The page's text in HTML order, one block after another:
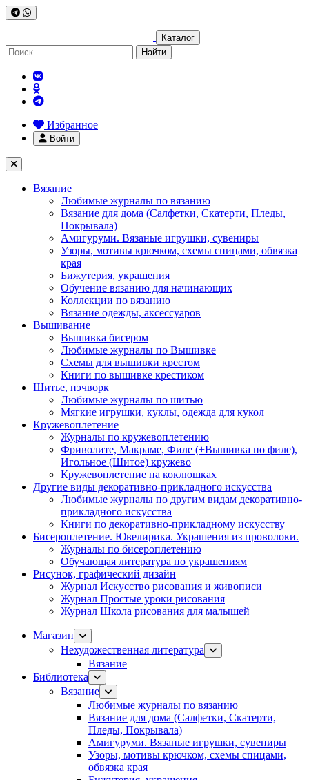
Каталог
Найти
Избранное
Войти
Вязание
Любимые журналы по вязанию
Вязание для дома (Салфетки, Скатерти, Пледы,
Покрывала)
Амигуруми. Вязаные игрушки, сувениры
Узоры, мотивы крючком, схемы спицами, обвязка
края
Бижутерия, украшения
Обучение вязанию для начинающих
Коллекции по вязанию
Вязание одежды, аксессуаров
Вышивание
Вышивка бисером
Любимые журналы по Вышивке
Схемы для вышивки крестом
Книги по вышивке крестиком
Шитье, пэчворк
Любимые журналы по шитью
Мягкие игрушки, куклы, одежда для кукол
Кружевоплетение
Журналы по кружевоплетению
Фриволите, Макраме, Филе (+Вышивка по филе),
Игольное (Шитое) кружево
Кружевоплетение на коклюшках
Другие виды декоративно-прикладного искусства
Любимые журналы по другим видам декоративно-
прикладного искусства
Книги по декоративно-прикладному искусству
Бисероплетение. Ювелирика. Украшения из проволоки.
Журналы по бисероплетению
Обучающая литература по украшениям
Рисунок, графический дизайн
Журнал Искусство рисования и живописи
Журнал Простые уроки рисования
Журнал Школа рисования для малышей
Магазин
Нехудожественная литература
Вязание
Библиотека
Вязание
Любимые журналы по вязанию
Вязание для дома (Салфетки, Скатерти,
Пледы, Покрывала)
Амигуруми. Вязаные игрушки, сувениры
Узоры, мотивы крючком, схемы спицами,
обвязка края